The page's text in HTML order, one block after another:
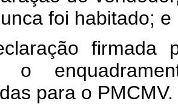
foi habitado; e
firmada
o
para o PMCMV.